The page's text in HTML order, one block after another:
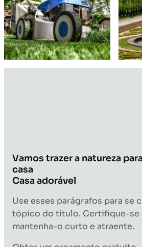
Vamos trazer a natureza
casa
Casa adorável
Use esses parágrafos para se
tópico do título. Certifique-se
mantenha-o curto e atraente.